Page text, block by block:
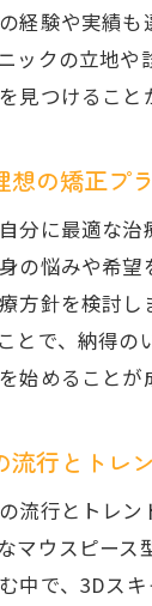
経験や実績
ックの立地
見つけること
の矯正プ
分に最適な
の悩みや希
方針を検討
とで、納得
始めることが
流行とトレ
流行とトレ
マウスピー
中で、3Dス